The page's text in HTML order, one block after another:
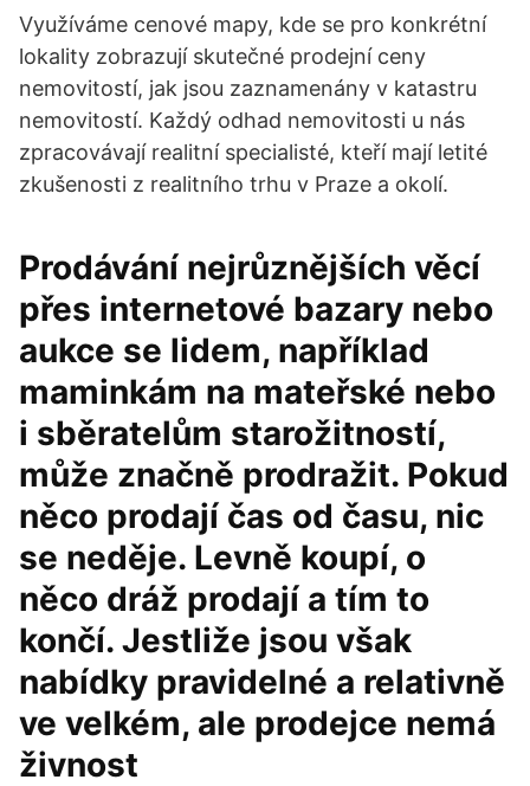
Využíváme cenové mapy, kde se pro konkrétní
lokality zobrazují skutečné prodejní ceny
nemovitostí, jak jsou zaznamenány v katastru
nemovitostí. Každý odhad nemovitosti u nás
zpracovávají realitní specialisté, kteří mají letité
zkušenosti z realitního trhu v Praze a okolí.
Prodávání nejrůznějších věcí
přes internetové bazary nebo
aukce se lidem, například
maminkám na mateřské nebo
i sběratelům starožitností,
může značně prodražit. Pokud
něco prodají čas od času, nic
se neděje. Levně koupí, o
něco dráž prodají a tím to
končí. Jestliže jsou však
nabídky pravidelné a relativně
ve velkém, ale prodejce nemá
živnost